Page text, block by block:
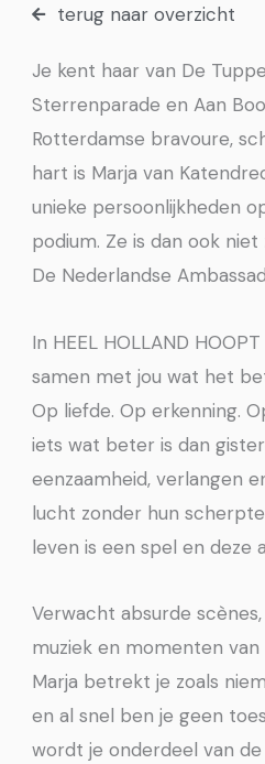
terug naar overzicht
Je kent haar van De
Sterrenparade en Aan
Rotterdamse bravoure,
hart is Marja van
unieke persoonlijkheden
podium. Ze is dan ook
De Nederlandse
In HEEL HOLLAND
samen met jou wat het
Op liefde. Op erkenning.
iets wat beter is dan
eenzaamheid, verlangen
lucht zonder hun
leven is een spel en deze
Verwacht absurde
muziek en momenten
Marja betrekt je zoals
en al snel ben je geen
wordt je onderdeel van de